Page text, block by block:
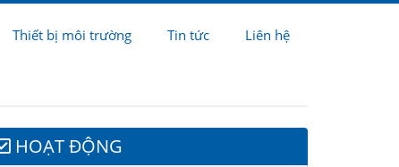
Thiết bị môi trường Tin tức Liên hệ
HOẠT ĐỘNG